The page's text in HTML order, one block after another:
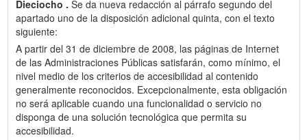
Dieciocho . Se da nueva redacción al párrafo segundo del
apartado uno de la disposición adicional quinta, con el texto
siguiente:
A partir del 31 de diciembre de 2008, las páginas de Internet
de las Administraciones Públicas satisfarán, como mínimo, el
nivel medio de los criterios de accesibilidad al contenido
generalmente reconocidos. Excepcionalmente, esta obligación
no será aplicable cuando una funcionalidad o servicio no
disponga de una solución tecnológica que permita su
accesibilidad.